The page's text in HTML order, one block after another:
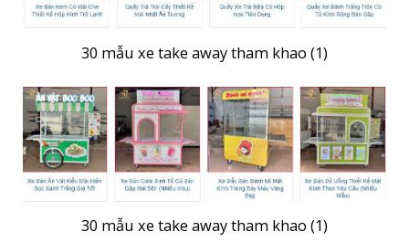
30 mẫu xe take away tham khao (1)
30 mẫu xe take away tham khao (1)